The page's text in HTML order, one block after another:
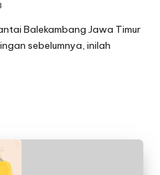
Balekambang Jawa Timur
sebelumnya, inilah